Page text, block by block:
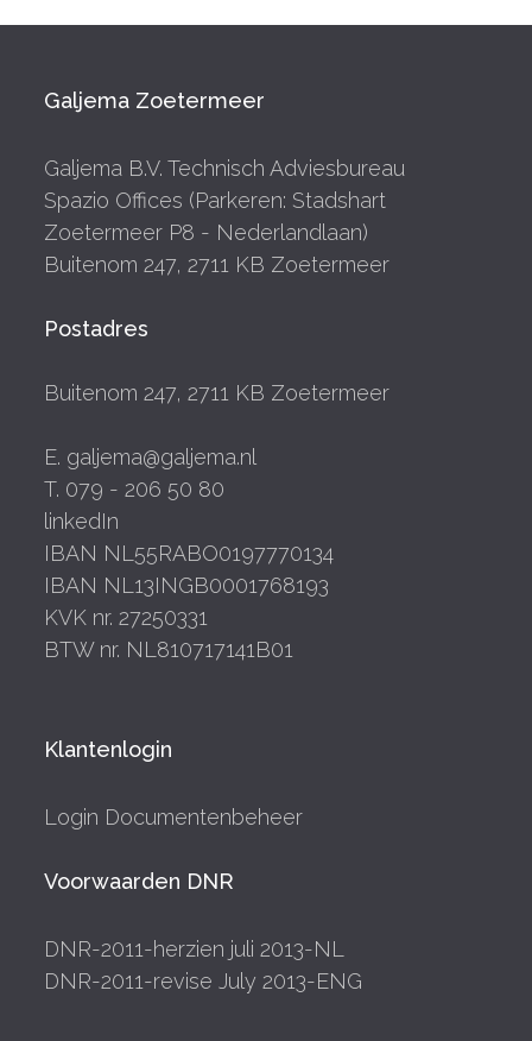
Galjema Zoetermeer
Galjema B.V. Technisch Adviesbureau
Spazio Offices (Parkeren: Stadshart
Zoetermeer P8 - Nederlandlaan)
Buitenom 247, 2711 KB Zoetermeer
Postadres
Buitenom 247, 2711 KB Zoetermeer
E. galjema@galjema.nl
T. 079 - 206 50 80
linkedIn
IBAN NL55RABO0197770134
IBAN NL13INGB0001768193
KVK nr. 27250331
BTW nr. NL810717141B01
Klantenlogin
Login Documentenbeheer
Voorwaarden DNR
DNR-2011-herzien juli 2013-NL
DNR-2011-revise July 2013-ENG